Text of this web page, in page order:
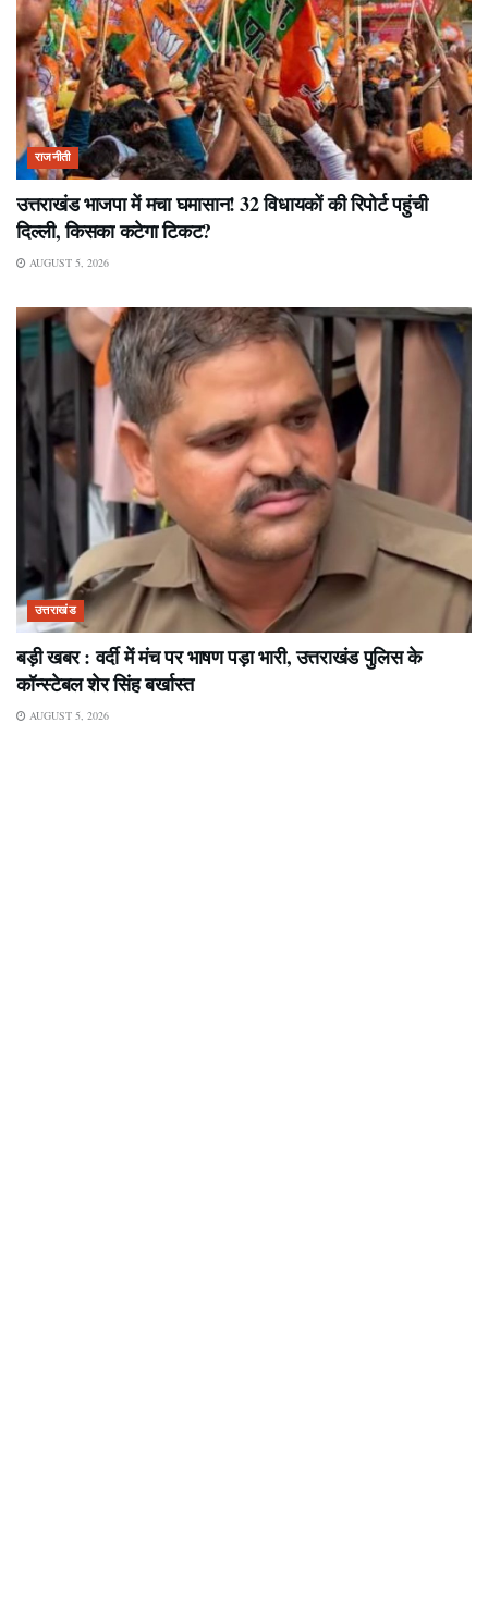
राजनीती
उत्तराखंड भाजपा में मचा घमासान! 32 विधायकों की रिपोर्ट पहुंची
दिल्ली, किसका कटेगा टिकट?
AUGUST 5, 2026
उत्तराखंड
बड़ी खबर : वर्दी में मंच पर भाषण पड़ा भारी, उत्तराखंड पुलिस के
कॉन्स्टेबल शेर सिंह बर्खास्त
AUGUST 5, 2026